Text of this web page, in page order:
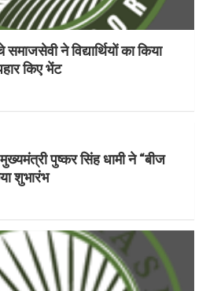
ने विद्यार्थियों का किया
किए भेंट
पुष्कर सिंह धामी ने “बीज
शुभारंभ